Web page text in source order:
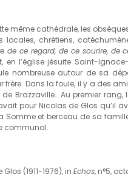
même cathédrale, les
locales, chrétiens,
de ce regard, de ce sourire,
en l’église jésuite Saint-
nombreuse autour de sa
frère. Dans la foule, il y a des
Brazzaville… Au premier
pour Nicolas de Glos qu’il
Somme et berceau de sa
communal.
(1911-1976), in Echos, n°5,